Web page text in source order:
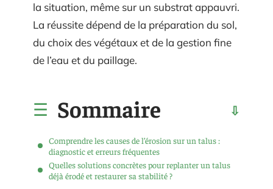
la situation, même sur un substrat appauvri.
La réussite dépend de la préparation du sol,
du choix des végétaux et de la gestion fine
de l’eau et du paillage.
Sommaire
Comprendre les causes de l’érosion sur un talus :
diagnostic et erreurs fréquentes
Quelles solutions concrètes pour replanter un talus
déjà érodé et restaurer sa stabilité ?